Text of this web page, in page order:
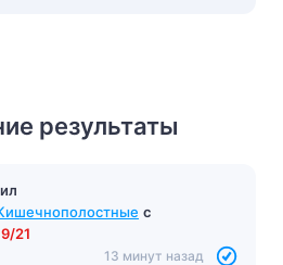
результаты
с
9/21
13 минут назад